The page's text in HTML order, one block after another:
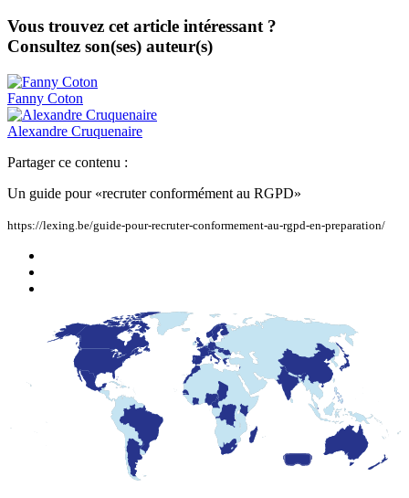
Vous trouvez cet article intéressant ?
Consultez son(ses) auteur(s)
Fanny Coton
Alexandre Cruquenaire
Partager ce contenu :
Un guide pour «recruter conformément au RGPD»
https://lexing.be/guide-pour-recruter-conformement-au-rgpd-en-preparation/